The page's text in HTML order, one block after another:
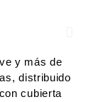
y más de
distribuido
cubierta